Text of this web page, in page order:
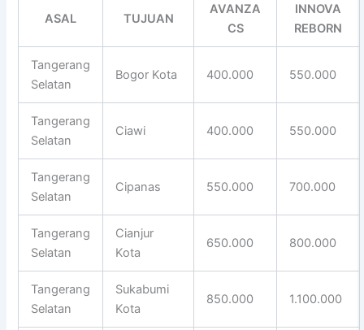
ASAL TUJUAN
AVANZA
CS
INNOVA
REBORN
Tangerang
Selatan
Bogor Kota 400.000 550.000
Tangerang
Selatan
Ciawi 400.000 550.000
Tangerang
Selatan
Cipanas 550.000 700.000
Tangerang
Selatan
Cianjur
Kota
650.000 800.000
Tangerang
Selatan
Sukabumi
Kota
850.000 1.100.000